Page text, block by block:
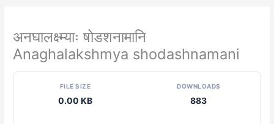
अनघालक्ष्म्याः षोडशनामानि
Anaghalakshmya shodashnamani
FILE SIZE
0.00 KB
DOWNLOADS
883